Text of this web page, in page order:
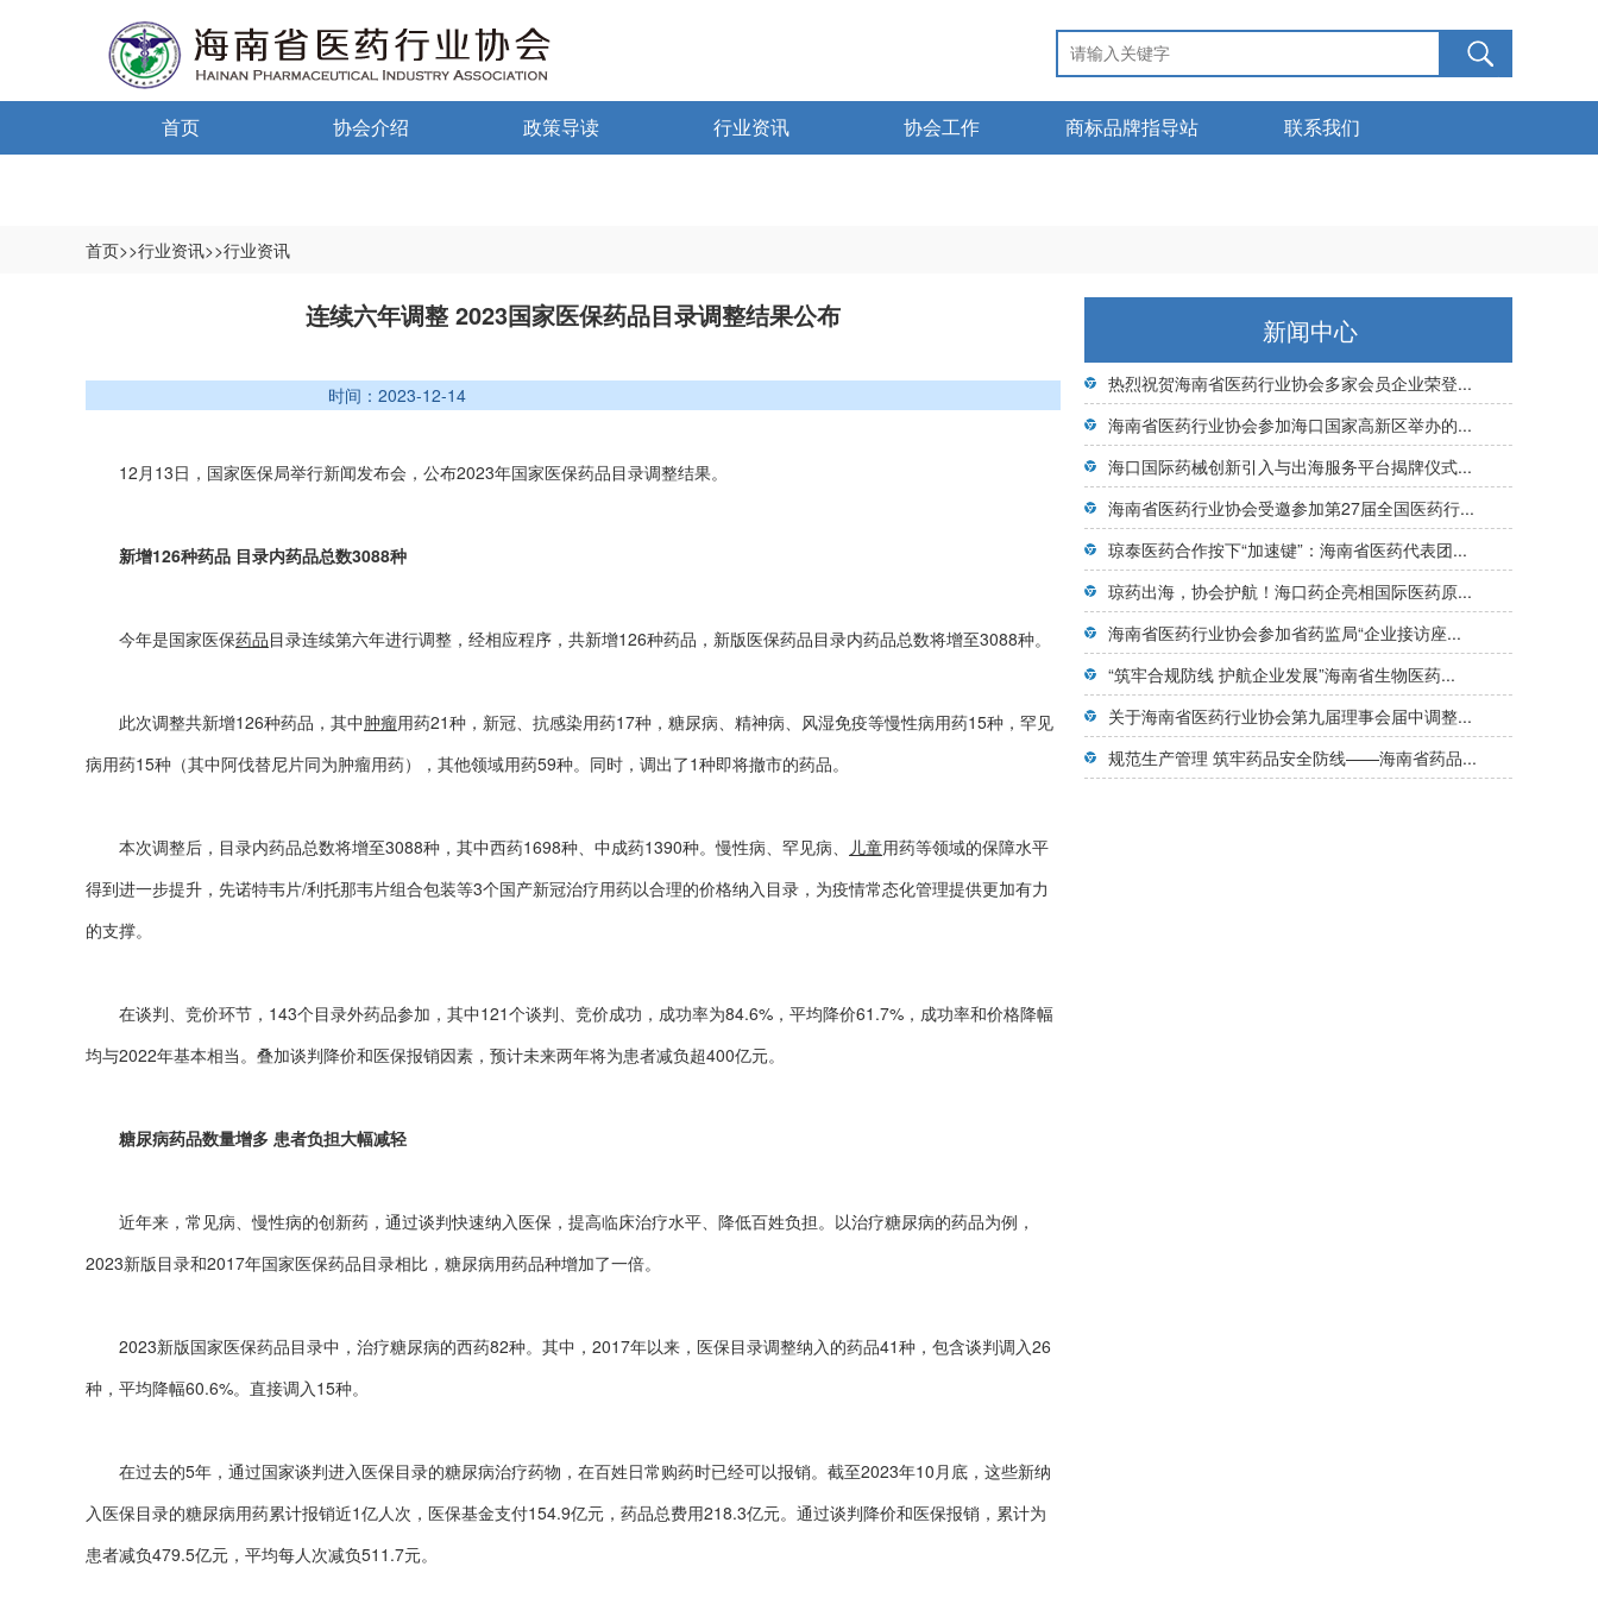
首页 协会介绍
协会组织机构
会费制度
道德准则
政策导读 行业资讯 协会工作 商标品牌指导站 联系我们
首页>>行业资讯>>行业资讯
连续六年调整 2023国家医保药品目录调整结果公布
时间：2023-12-14
12月13日，国家医保局举行新闻发布会，公布2023年国家医保药品目录调整结果。
新增126种药品 目录内药品总数3088种
今年是国家医保药品目录连续第六年进行调整，经相应程序，共新增126种药品，新版医保药品目录内药品总数将增至3088种。
此次调整共新增126种药品，其中肿瘤用药21种，新冠、抗感染用药17种，糖尿病、精神病、风湿免疫等慢性病用药15种，罕见
病用药15种（其中阿伐替尼片同为肿瘤用药），其他领域用药59种。同时，调出了1种即将撤市的药品。
本次调整后，目录内药品总数将增至3088种，其中西药1698种、中成药1390种。慢性病、罕见病、 儿童用药等领域的保障水平
得到进一步提升，先诺特韦片/利托那韦片组合包装等3个国产新冠治疗用药以合理的价格纳入目录，为疫情常态化管理提供更加有力
的支撑。
在谈判、竞价环节，143个目录外药品参加，其中121个谈判、竞价成功，成功率为84.6%，平均降价61.7%，成功率和价格降幅
均与2022年基本相当。叠加谈判降价和医保报销因素，预计未来两年将为患者减负超400亿元。
糖尿病药品数量增多 患者负担大幅减轻
近年来，常见病、慢性病的创新药，通过谈判快速纳入医保，提高临床治疗水平、降低百姓负担。以治疗糖尿病的药品为例，
2023新版目录和2017年国家医保药品目录相比，糖尿病用药品种增加了一倍。
2023新版国家医保药品目录中，治疗糖尿病的西药82种。其中，2017年以来，医保目录调整纳入的药品41种，包含谈判调入26
种，平均降幅60.6%。直接调入15种。
在过去的5年，通过国家谈判进入医保目录的糖尿病治疗药物，在百姓日常购药时已经可以报销。截至2023年10月底，这些新纳
入医保目录的糖尿病用药累计报销近1亿人次，医保基金支付154.9亿元，药品总费用218.3亿元。通过谈判降价和医保报销，累计为
患者减负479.5亿元，平均每人次减负511.7元。
新闻中心
热烈祝贺海南省医药行业协会多家会员企业荣登...
海南省医药行业协会参加海口国家高新区举办的...
海口国际药械创新引入与出海服务平台揭牌仪式...
海南省医药行业协会受邀参加第27届全国医药行...
琼泰医药合作按下“加速键”：海南省医药代表团...
琼药出海，协会护航！海口药企亮相国际医药原...
海南省医药行业协会参加省药监局“企业接访座...
“筑牢合规防线 护航企业发展”海南省生物医药...
关于海南省医药行业协会第九届理事会届中调整...
规范生产管理 筑牢药品安全防线——海南省药品...